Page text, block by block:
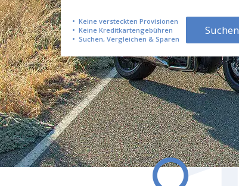
Keine versteckten Provisionen
Keine Kreditkartengebühren
Suchen, Vergleichen & Sparen
Suchen